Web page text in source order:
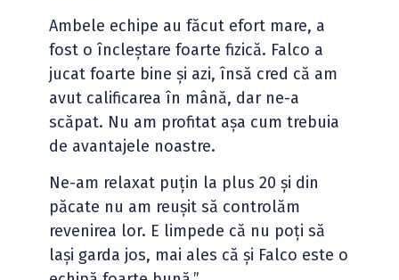
Ambele echipe au făcut efort mare, a
fost o încleștare foarte fizică. Falco a
jucat foarte bine și azi, însă cred că am
avut calificarea în mână, dar ne-a
scăpat. Nu am profitat așa cum trebuia
de avantajele noastre.
Ne-am relaxat puțin la plus 20 și din
păcate nu am reușit să controlăm
revenirea lor. E limpede că nu poți să
lași garda jos, mai ales că și Falco este o